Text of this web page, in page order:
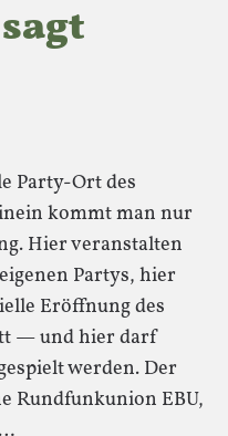
Party-Ort des
kommt man nur
Hier veranstalten
Partys, hier
Eröffnung des
— und hier darf
werden. Der
Rundfunkunion EBU,